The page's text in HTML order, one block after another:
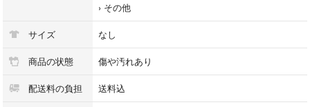
尚、付録・付属品等がある場合は写真に写っているものが全てで、それ以
外のものは無いものとお考え下さい。
商品の詳細について知りたい場合は、お問合せ下さいませ。
› その他
サイズ なし
商品の状態 傷や汚れあり
配送料の負担 送料込